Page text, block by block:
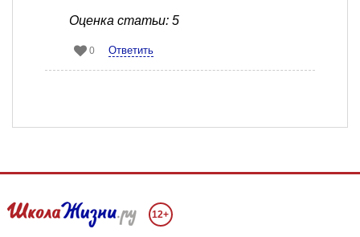
Оценка статьи: 5
0 Ответить
12+